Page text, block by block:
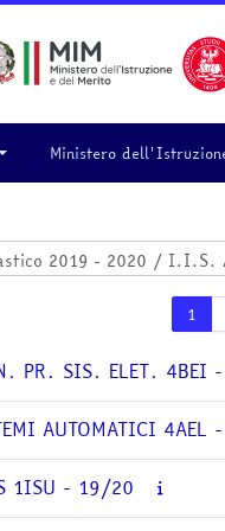
Ministero
1
PR. SIS. ELET. 4BEI
AUTOMATICI
1ISU - 19/20